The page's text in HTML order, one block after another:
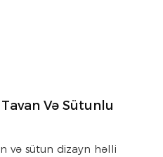
Və Sütunlu
və sütun dizayn həlli